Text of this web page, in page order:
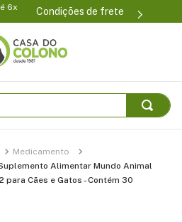
6x
Condições de frete
Medicamento
Alimentar Mundo Animal
para Cães e Gatos - Contém 30